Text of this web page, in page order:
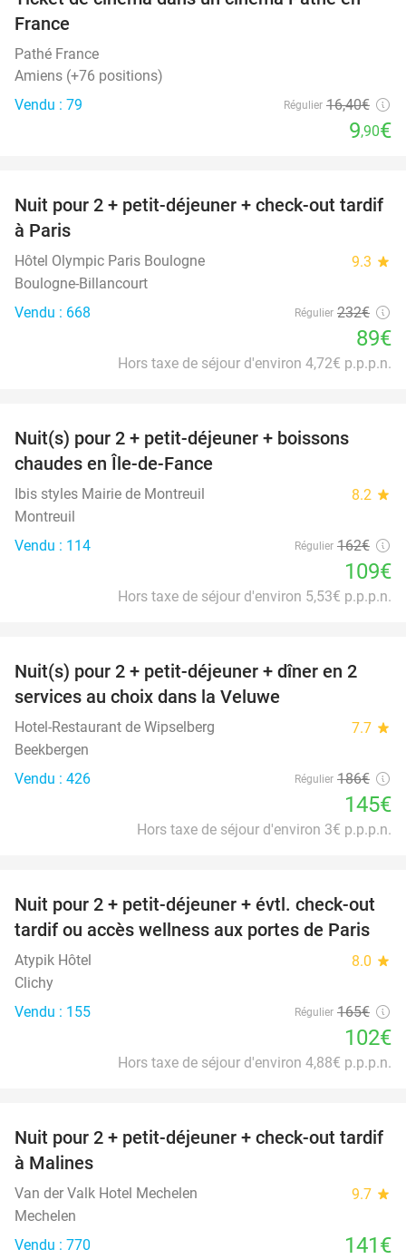
France
Pathé France
Amiens (+76 positions)
Vendu : 79
Régulier 16,40€
9,90€
62%
Nuit pour 2 + petit-déjeuner + check-out tardif
à Paris
Hôtel Olympic Paris Boulogne 9.3 star
Boulogne-Billancourt
Vendu : 668
Régulier 232€
89€
Hors taxe de séjour d'environ 4,72€ p.p.p.n.
Nuit(s) pour 2 + petit-déjeuner + boissons
chaudes en Île-de-Fance
Ibis styles Mairie de Montreuil 8.2 star
Montreuil
Vendu : 114
Régulier 162€
109€
Hors taxe de séjour d'environ 5,53€ p.p.p.n.
22%
Nuit(s) pour 2 + petit-déjeuner + dîner en 2
services au choix dans la Veluwe
Hotel-Restaurant de Wipselberg 7.7 star
Beekbergen
Vendu : 426
Régulier 186€
145€
Hors taxe de séjour d'environ 3€ p.p.p.n.
38%
Nuit pour 2 + petit-déjeuner + évtl. check-out
tardif ou accès wellness aux portes de Paris
Atypik Hôtel 8.0 star
Clichy
Vendu : 155
Régulier 165€
102€
Hors taxe de séjour d'environ 4,88€ p.p.p.n.
Nuit pour 2 + petit-déjeuner + check-out tardif
à Malines
Van der Valk Hotel Mechelen 9.7 star
Mechelen
Vendu : 770
141€